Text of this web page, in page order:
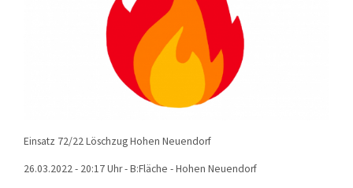
Einsatz 72/22 Löschzug Hohen Neuendorf
26.03.2022 - 20:17 Uhr - B:Fläche - Hohen Neuendorf